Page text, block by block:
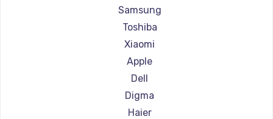
Ремонт ноутбуков LG
Ремонт ноутбуков Panasonic
Ремонт ноутбуков Irbis
Ремонт ноутбуков Thunderobot
Ремонт ноутбуков Hasee
Ремонт ноутбуков ZTE
Ремонт ноутбуков Hiper
Samsung
Toshiba
Xiaomi
Apple
Dell
Digma
Haier